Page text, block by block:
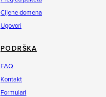
Cijene domena
Ugovori
PODRŠKA
FAQ
Kontakt
Formulari